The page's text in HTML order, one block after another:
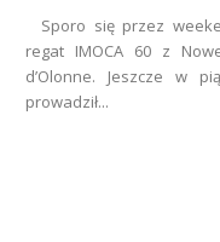
Sporo się przez
regat IMOCA 60 z
d’Olonne. Jeszcze w
prowadził...